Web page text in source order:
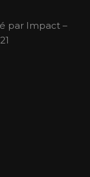
par Impact –